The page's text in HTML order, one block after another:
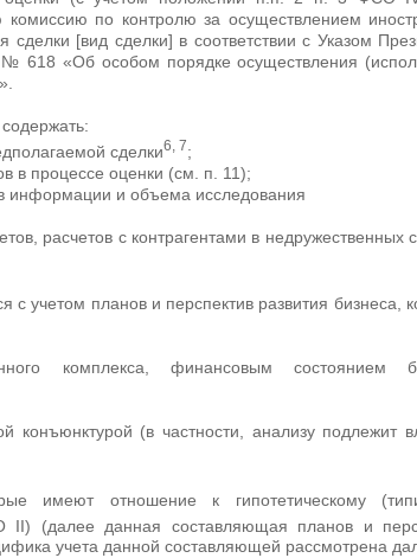
комиссию по контролю за осуществлением
сделки [вид сделки] в соответствии с Указом
618 «Об особом порядке осуществления
сделки6, 7;
в процессе оценки (см. п. 11);
информации и объема исследования
расчетов с контрагентами в недружественных
с учетом планов и перспектив развития бизнеса,
комплекса, финансовым состоянием
конъюнктурой (в частности, анализу подлежит
имеют отношение к гипотетическому
(далее данная составляющая планов и
учета данной составляющей рассмотрена